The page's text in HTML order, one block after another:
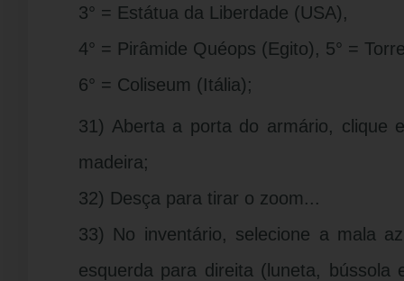
3° = Estátua da Liberdade (USA),
4° = Pirâmide Quéops (Egito), 5° =
6° = Coliseum (Itália);
31) Aberta a porta do armário, clique
madeira;
32) Desça para tirar o zoom...
33) No inventário, selecione a mala
esquerda para direita (luneta, bússola